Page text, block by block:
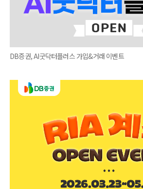
DB증권, AI굿닥터플러스 가입&거래 이벤트